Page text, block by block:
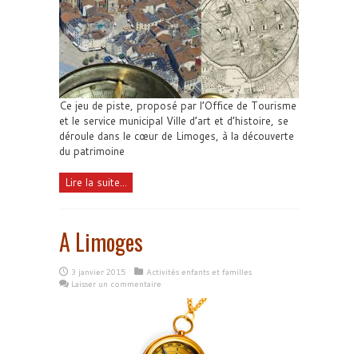
Ce jeu de piste, proposé par l’Office de Tourisme
et le service municipal Ville d’art et d’histoire, se
déroule dans le cœur de Limoges, à la découverte
du patrimoine
Lire la suite...
A Limoges
3 janvier 2015
Activités enfants et familles
Laisser un commentaire